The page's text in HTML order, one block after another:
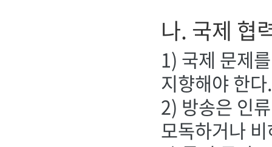
나. 국제 협
1) 국제 문제
지향해야 한다.
2) 방송은 인
모독하거나